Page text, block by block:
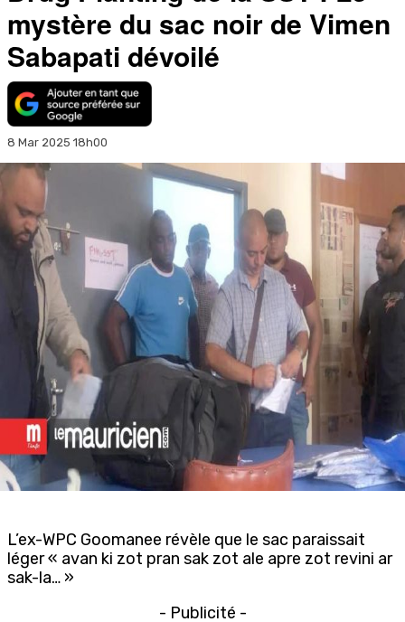
mystère du sac noir de Vimen
Sabapati dévoilé
8 Mar 2025 18h00
L’ex-WPC Goomanee révèle que le sac paraissait
léger « avan ki zot pran sak zot ale apre zot revini ar
sak-la… »
- Publicité -